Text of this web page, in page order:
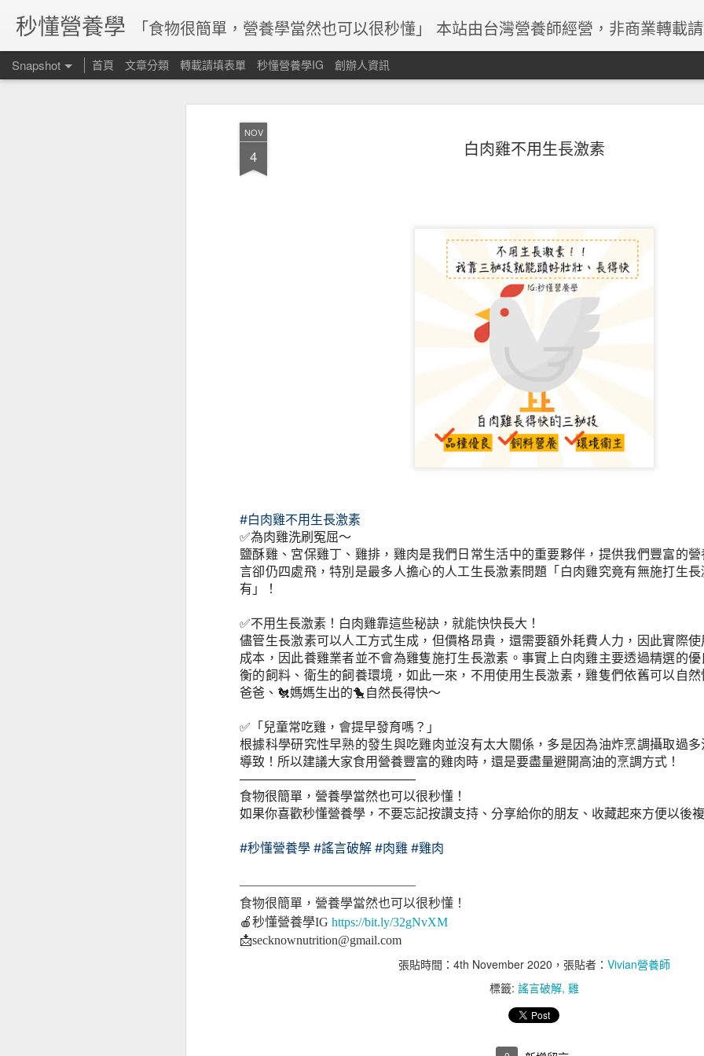
NOV
4 白肉雞不用生長激素
#白肉雞不用生長激素
✅為肉雞洗刷冤屈～
鹽酥雞、宮保雞丁、雞排，雞肉是我們日常生活中的重要夥伴，提供我們豐富的
言卻仍四處飛，特別是最多人擔心的人工生長激素問題「白肉雞究竟有無施打生
有」！
✅不用生長激素！白肉雞靠這些秘訣，就能快快長大！
儘管生長激素可以人工方式生成，但價格昂貴，還需要額外耗費人力，因此實際
成本，因此養雞業者並不會為雞隻施打生長激素。事實上白肉雞主要透過精選的
衡的飼料、衛生的飼養環境，如此一來，不用使用生長激素，雞隻們依舊可以自
爸爸、🐔媽媽生出的🐤自然長得快～
✅「兒童常吃雞，會提早發育嗎？」
根據科學研究性早熟的發生與吃雞肉並沒有太大關係，多是因為油炸烹調攝取過
導致！所以建議大家食用營養豐富的雞肉時，還是要盡量避開高油的烹調方式！
——————————————
食物很簡單，營養學當然也可以很秒懂！
如果你喜歡秒懂營養學，不要忘記按讚支持、分享給你的朋友、收藏起來方便以後
#秒懂營養學 #謠言破解 #肉雞 #雞肉
——————————————
食物很簡單，營養學當然也可以很秒懂！
🍎秒懂營養學IG https://bit.ly/32gNvXM
📩secknownutrition@gmail.com
張貼時間： 4th November 2020 ，張貼者： Vivian營養師
標籤: 謠言破解 雞
秒懂營養學 「食物很簡單，營養學當然也可以很秒懂」 本站由台灣營養師經營，非商業轉載
Snapshot 首頁 文章分類 轉載請填表單 秒懂營養學IG 創辦人資訊
早餐與減重關係
經前憂鬱